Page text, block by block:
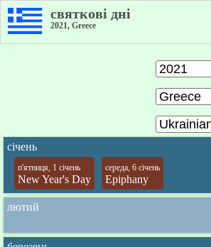
святкові дні
2021, Greece
січень
п'ятниця, 1 січень
New Year's Day
середа, 6 січень
Epiphany
лютий